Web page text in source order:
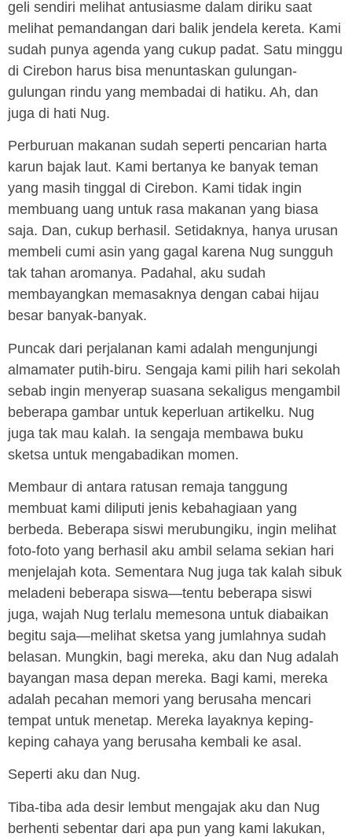
geli sendiri melihat antusiasme dalam diriku saat
melihat pemandangan dari balik jendela kereta. Kami
sudah punya agenda yang cukup padat. Satu minggu
di Cirebon harus bisa menuntaskan gulungan-
gulungan rindu yang membadai di hatiku. Ah, dan
juga di hati Nug.
Perburuan makanan sudah seperti pencarian harta
karun bajak laut. Kami bertanya ke banyak teman
yang masih tinggal di Cirebon. Kami tidak ingin
membuang uang untuk rasa makanan yang biasa
saja. Dan, cukup berhasil. Setidaknya, hanya urusan
membeli cumi asin yang gagal karena Nug sungguh
tak tahan aromanya. Padahal, aku sudah
membayangkan memasaknya dengan cabai hijau
besar banyak-banyak.
Puncak dari perjalanan kami adalah mengunjungi
almamater putih-biru. Sengaja kami pilih hari sekolah
sebab ingin menyerap suasana sekaligus mengambil
beberapa gambar untuk keperluan artikelku. Nug
juga tak mau kalah. Ia sengaja membawa buku
sketsa untuk mengabadikan momen.
Membaur di antara ratusan remaja tanggung
membuat kami diliputi jenis kebahagiaan yang
berbeda. Beberapa siswi merubungiku, ingin melihat
foto-foto yang berhasil aku ambil selama sekian hari
menjelajah kota. Sementara Nug juga tak kalah sibuk
meladeni beberapa siswa—tentu beberapa siswi
juga, wajah Nug terlalu memesona untuk diabaikan
begitu saja—melihat sketsa yang jumlahnya sudah
belasan. Mungkin, bagi mereka, aku dan Nug adalah
bayangan masa depan mereka. Bagi kami, mereka
adalah pecahan memori yang berusaha mencari
tempat untuk menetap. Mereka layaknya keping-
keping cahaya yang berusaha kembali ke asal.
Seperti aku dan Nug.
Tiba-tiba ada desir lembut mengajak aku dan Nug
berhenti sebentar dari apa pun yang kami lakukan,